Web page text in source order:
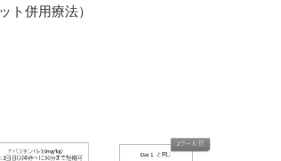
ト併用療法）